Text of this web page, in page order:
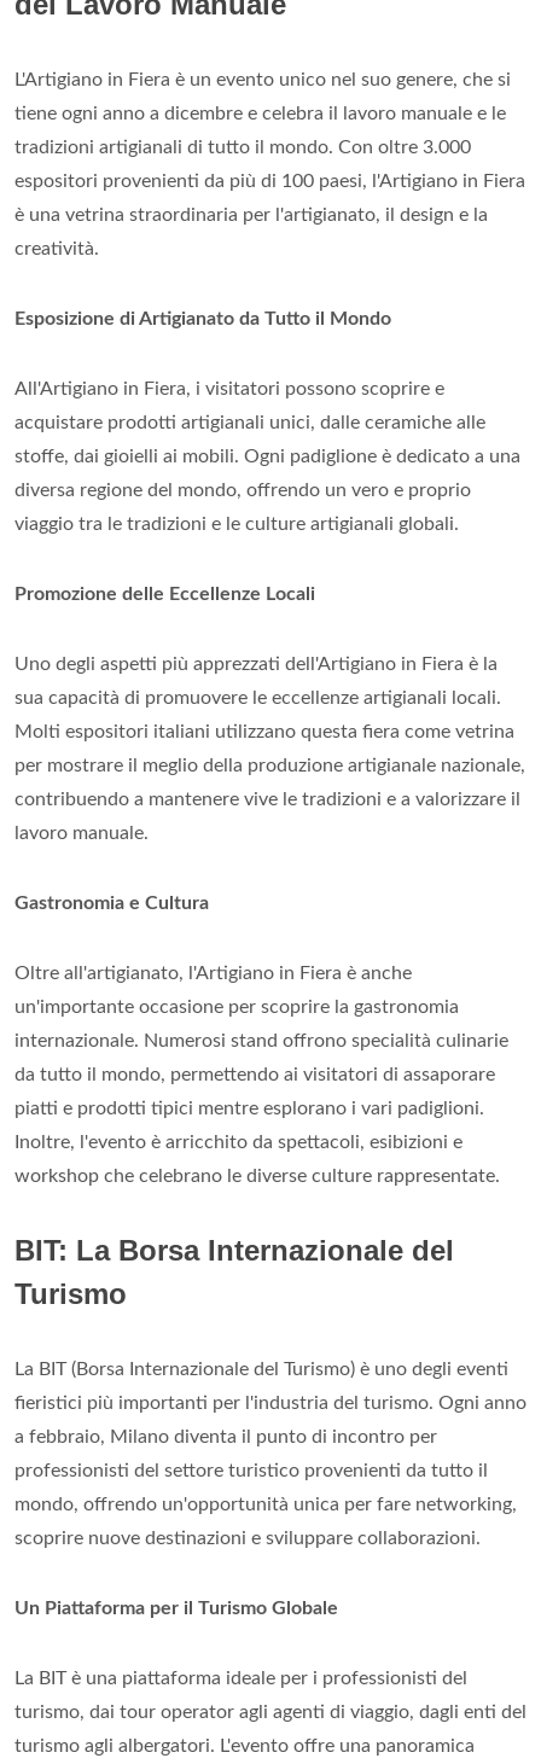
L'Artigiano in Fiera è un evento unico nel suo genere, che si
tiene ogni anno a dicembre e celebra il lavoro manuale e le
tradizioni artigianali di tutto il mondo. Con oltre 3.000
espositori provenienti da più di 100 paesi, l'Artigiano in Fiera
è una vetrina straordinaria per l'artigianato, il design e la
creatività.
Esposizione di Artigianato da Tutto il Mondo
All'Artigiano in Fiera, i visitatori possono scoprire e
acquistare prodotti artigianali unici, dalle ceramiche alle
stoffe, dai gioielli ai mobili. Ogni padiglione è dedicato a una
diversa regione del mondo, offrendo un vero e proprio
viaggio tra le tradizioni e le culture artigianali globali.
Promozione delle Eccellenze Locali
Uno degli aspetti più apprezzati dell'Artigiano in Fiera è la
sua capacità di promuovere le eccellenze artigianali locali.
Molti espositori italiani utilizzano questa fiera come vetrina
per mostrare il meglio della produzione artigianale nazionale,
contribuendo a mantenere vive le tradizioni e a valorizzare il
lavoro manuale.
Gastronomia e Cultura
Oltre all'artigianato, l'Artigiano in Fiera è anche
un'importante occasione per scoprire la gastronomia
internazionale. Numerosi stand offrono specialità culinarie
da tutto il mondo, permettendo ai visitatori di assaporare
piatti e prodotti tipici mentre esplorano i vari padiglioni.
Inoltre, l'evento è arricchito da spettacoli, esibizioni e
workshop che celebrano le diverse culture rappresentate.
BIT: La Borsa Internazionale del
Turismo
La BIT (Borsa Internazionale del Turismo) è uno degli eventi
fieristici più importanti per l'industria del turismo. Ogni anno
a febbraio, Milano diventa il punto di incontro per
professionisti del settore turistico provenienti da tutto il
mondo, offrendo un'opportunità unica per fare networking,
scoprire nuove destinazioni e sviluppare collaborazioni.
Un Piattaforma per il Turismo Globale
La BIT è una piattaforma ideale per i professionisti del
turismo, dai tour operator agli agenti di viaggio, dagli enti del
turismo agli albergatori. L'evento offre una panoramica